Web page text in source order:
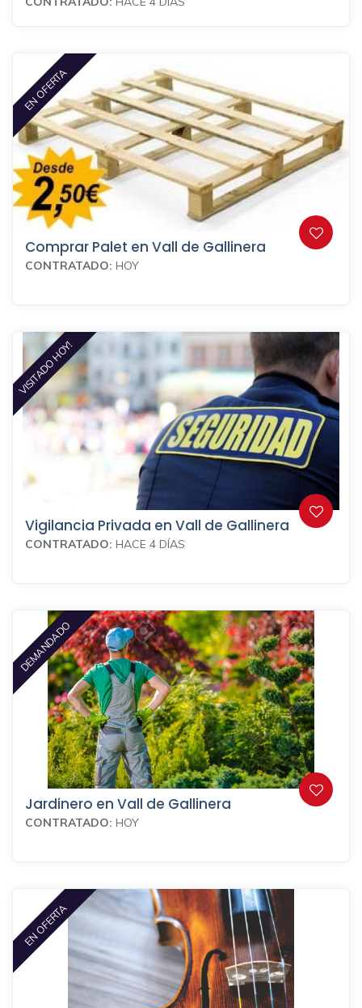
EN OFERTA
Comprar Palet en Vall de Gallinera
CONTRATADO: HOY
VISITADO HOY!
Vigilancia Privada en Vall de Gallinera
CONTRATADO: HACE 4 DÍAS
DEMANDADO
Jardinero en Vall de Gallinera
CONTRATADO: HOY
EN OFERTA